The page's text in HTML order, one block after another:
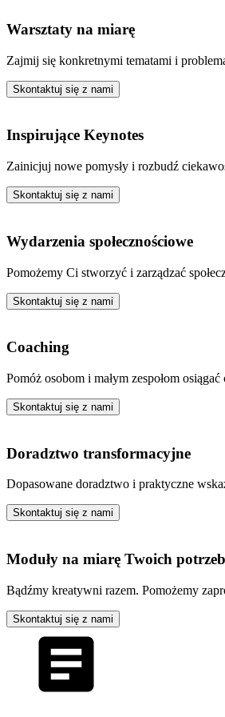
Warsztaty na miarę
Zajmij się konkretnymi tematami i
Skontaktuj się z nami
Inspirujące Keynotes
Zainicjuj nowe pomysły i rozbudź
Skontaktuj się z nami
Wydarzenia społecznościowe
Pomożemy Ci stworzyć i zarządzać
Skontaktuj się z nami
Coaching
Pomóż osobom i małym zespołom
Skontaktuj się z nami
Doradztwo transformacyjne
Dopasowane doradztwo i praktyczne
Skontaktuj się z nami
Moduły na miarę Twoich potrzeb
Bądźmy kreatywni razem. Pomożemy
Skontaktuj się z nami